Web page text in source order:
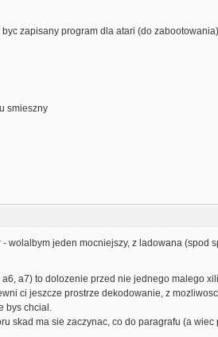
zapisany program dla atari (do
smieszny
wolalbym jeden mocniejszy, z ladowana (spod
a7) to dolozenie przed nie jednego malego
ci jeszcze prostrze dekodowanie, z
bys chcial.
skad ma sie zaczynac, co do paragrafu (a